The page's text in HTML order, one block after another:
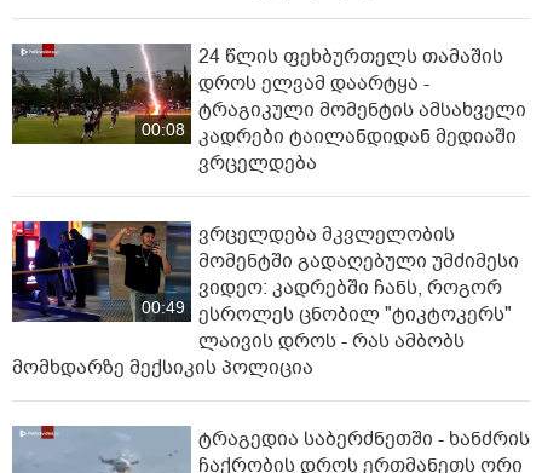
00:08
24 წლის ფეხბურთელს თამაშის
დროს ელვამ დაარტყა -
ტრაგიკული მომენტის ამსახველი
კადრები ტაილანდიდან მედიაში
ვრცელდება
00:49
ვრცელდება მკვლელობის
მომენტში გადაღებული უმძიმესი
ვიდეო: კადრებში ჩანს, როგორ
ესროლეს ცნობილ "ტიკტოკერს"
ლაივის დროს - რას ამბობს
მომხდარზე მექსიკის პოლიცია
ტრაგედია საბერძნეთში - ხანძრის
ჩაქრობის დროს ერთმანეთს ორი